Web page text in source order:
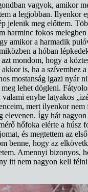
vagyok, amikor
a legjobban. Ilyenkor
jelenik meg előttem.
harminc fokos melegben
amikor a harmadik
a hóban
mondom, hogy a
is, ha a szívemhez
mostanság igazi nyár
lehet dögleni.
enyhe latyakos
mert ilyenkor nem
elevenen. Így hát
hőfoka elérte a húsz
és megtettem az
benne, hogy az
Amennyi bizonyos,
itt nem nagyon kell félni